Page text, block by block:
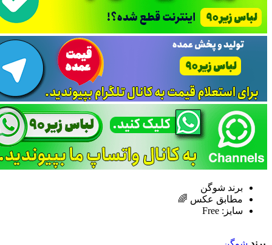
برند شوگن
مطابق عکس 🌈
سایز: Free